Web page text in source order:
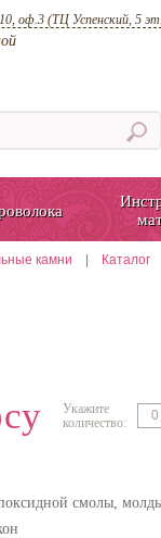
оф.3 (ТЦ Успенский, 5
камни Каталог
Укажите
количество:
смолы,